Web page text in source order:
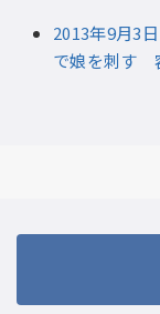
2013年9月3
で娘を刺す